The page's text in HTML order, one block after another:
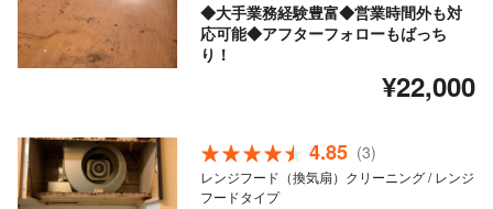
◆大手業務経験豊富◆営業時間外も対
応可能◆アフターフォローもばっち
り！
¥22,000
4.85 (3)
レンジフード（換気扇）クリーニング / レンジ
フードタイプ